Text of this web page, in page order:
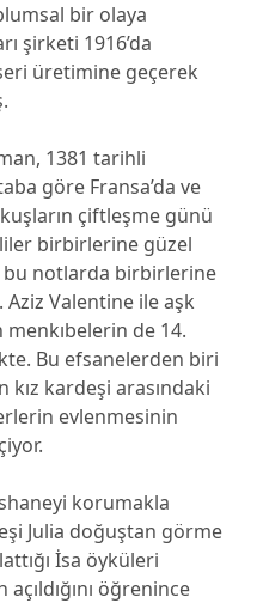
bir olaya
şirketi 1916’da
üretimine geçerek
1381 tarihli
göre Fransa’da ve
çiftleşme günü
birbirlerine güzel
bu notlarda birbirlerine
Valentine ile aşk
menkıbelerin de 14.
Bu efsanelerden biri
kız kardeşi arasındaki
evlenmesinin
korumakla
Julia doğuştan görme
İsa öyküleri
öğrenince